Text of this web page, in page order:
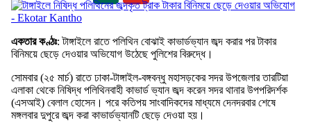
একতার কণ্ঠঃ: টাঙ্গাইলে রাতে পলিথিন বোঝাই কাভার্ডভ্যান জব্দ করার পর টাকার
বিনিময়ে ছেড়ে দেওয়ার অভিযোগ উঠেছে পুলিশের বিরুদ্ধে।
সোমবার (২৫ মার্চ) রাতে ঢাকা-টাঙ্গাইল-বঙ্গবন্ধু মহাসড়কের সদর উপজেলার তারটিয়া
এলাকা থেকে নিষিদ্ধ পলিথিনবাহী কাভার্ড ভ্যান জব্দ করেন সদর থানার উপপরিদর্শক
(এসআই) বেলাল হোসেন। পরে কতিপয় সাংবাদিকদের মাধ্যমে দেনদরবার শেষে
মঙ্গলবার দুপুরে জব্দ করা কাভার্ডভ্যানটি ছেড়ে দেওয়া হয়।